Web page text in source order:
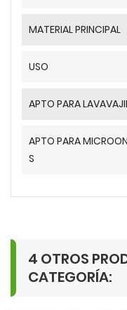
MATERIAL PRINCIPAL
USO
APTO PARA
APTO PARA
S
4 OTROS
CATEGORÍA: